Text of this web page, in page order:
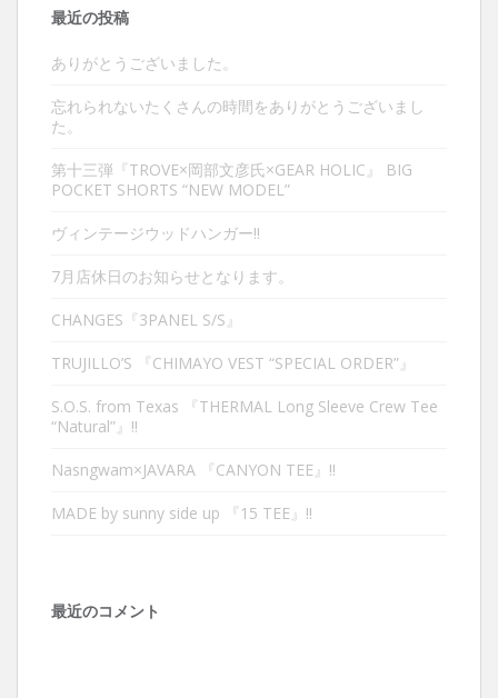
最近の投稿
ありがとうございました。
忘れられないたくさんの時間をありがとうございまし
た。
第十三弾『TROVE×岡部文彦氏×GEAR HOLIC』 BIG
POCKET SHORTS “NEW MODEL”
ヴィンテージウッドハンガー‼︎
7月店休日のお知らせとなります。
CHANGES『3PANEL S/S』
TRUJILLO’S 『CHIMAYO VEST “SPECIAL ORDER”』
S.O.S. from Texas 『THERMAL Long Sleeve Crew Tee
“Natural”』‼︎
Nasngwam×JAVARA 『CANYON TEE』‼︎
MADE by sunny side up 『15 TEE』‼︎
最近のコメント